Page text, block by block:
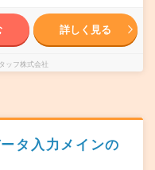
詳しく見る
ッフ株式会社
タ入力メインの